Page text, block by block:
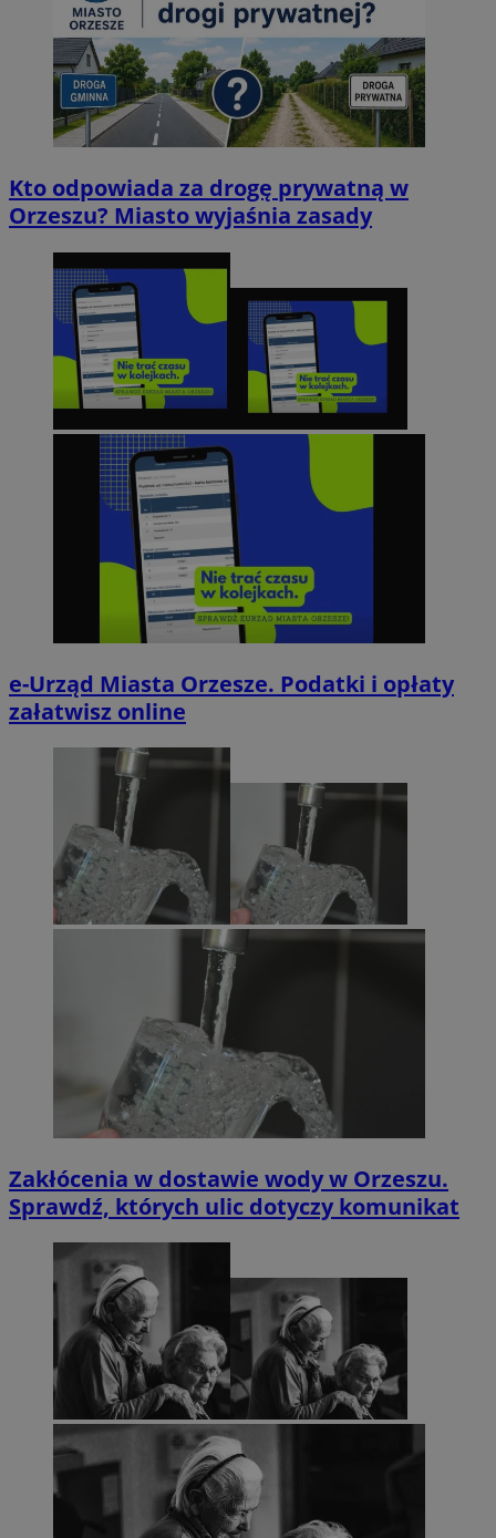
Kto odpowiada za drogę prywatną w
Orzeszu? Miasto wyjaśnia zasady
e-Urząd Miasta Orzesze. Podatki i opłaty
załatwisz online
Zakłócenia w dostawie wody w Orzeszu.
Sprawdź, których ulic dotyczy komunikat